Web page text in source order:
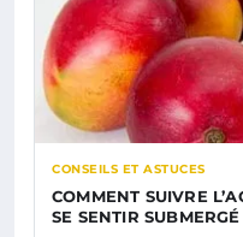
CONSEILS ET ASTUCES
COMMENT SUIVRE
SE SENTIR SUBMERGÉ